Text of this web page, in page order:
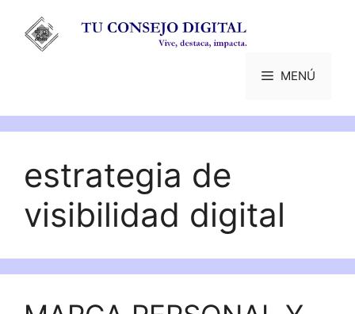
contenido
MENÚ
estrategia de
visibilidad digital